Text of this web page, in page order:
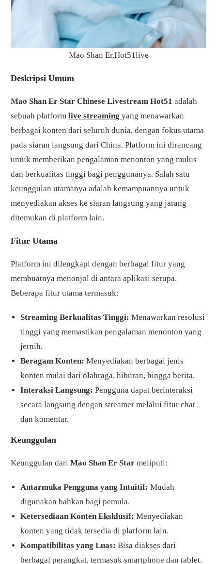
Mao Shan Er,Hot51live
Deskripsi Umum
Mao Shan Er Star Chinese Livestream Hot51 adalah
sebuah platformlive streamingyang menawarkan
berbagai konten dari seluruh dunia, dengan fokus utama
pada siaran langsung dari China. Platform ini dirancang
untuk memberikan pengalaman menonton yang mulus
dan berkualitas tinggi bagi penggunanya. Salah satu
keunggulan utamanya adalah kemampuannya untuk
menyediakan akses ke siaran langsung yang jarang
ditemukan di platform lain.
Fitur Utama
Platform ini dilengkapi dengan berbagai fitur yang
membuatnya menonjol di antara aplikasi serupa.
Beberapa fitur utama termasuk:
Streaming Berkualitas Tinggi: Menawarkan resolusi
tinggi yang memastikan pengalaman menonton yang
jernih.
Beragam Konten: Menyediakan berbagai jenis
konten mulai dari olahraga, hiburan, hingga berita.
Interaksi Langsung: Pengguna dapat berinteraksi
secara langsung dengan streamer melalui fitur chat
dan komentar.
Keunggulan
Keunggulan dariMao Shan Er Star meliputi:
Antarmuka Pengguna yang Intuitif: Mudah
digunakan bahkan bagi pemula.
Ketersediaan Konten Eksklusif: Menyediakan
konten yang tidak tersedia di platform lain.
Kompatibilitas yang Luas: Bisa diakses dari
berbagai perangkat, termasuk smartphone dan tablet.